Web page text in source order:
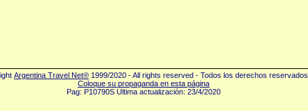
Argentina Travel Net® 1999/2020 - All rights reserved - Todos los derechos reservados
Coloque su propaganda en esta página
Pag: P10790S Última actualización: 23/4/2020